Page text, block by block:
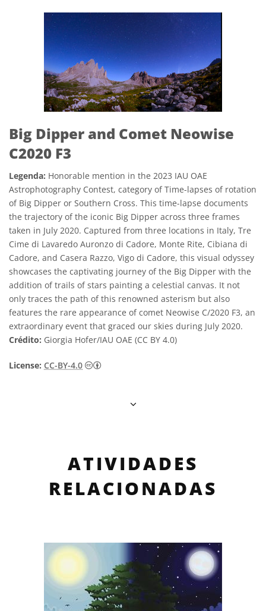
Big Dipper and Comet Neowise
C2020 F3
Legenda: Honorable mention in the 2023 IAU OAE
Astrophotography Contest, category of Time-lapses of rotation
of Big Dipper or Southern Cross. This time-lapse documents
the trajectory of the iconic Big Dipper across three frames
taken in July 2020. Captured from three locations in Italy, Tre
Cime di Lavaredo Auronzo di Cadore, Monte Rite, Cibiana di
Cadore, and Casera Razzo, Vigo di Cadore, this visual odyssey
showcases the captivating journey of the Big Dipper with the
addition of trails of stars painting a celestial canvas. It not
only traces the path of this renowned asterism but also
features the rare appearance of comet Neowise C/2020 F3, an
extraordinary event that graced our skies during July 2020.
Crédito: Giorgia Hofer/IAU OAE (CC BY 4.0)
License: CC-BY-4.0 Creative Commons Attribution 4.0
ATIVIDADES
RELACIONADAS